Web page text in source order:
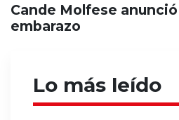
Cande Molfese
embarazo
Lo más leído